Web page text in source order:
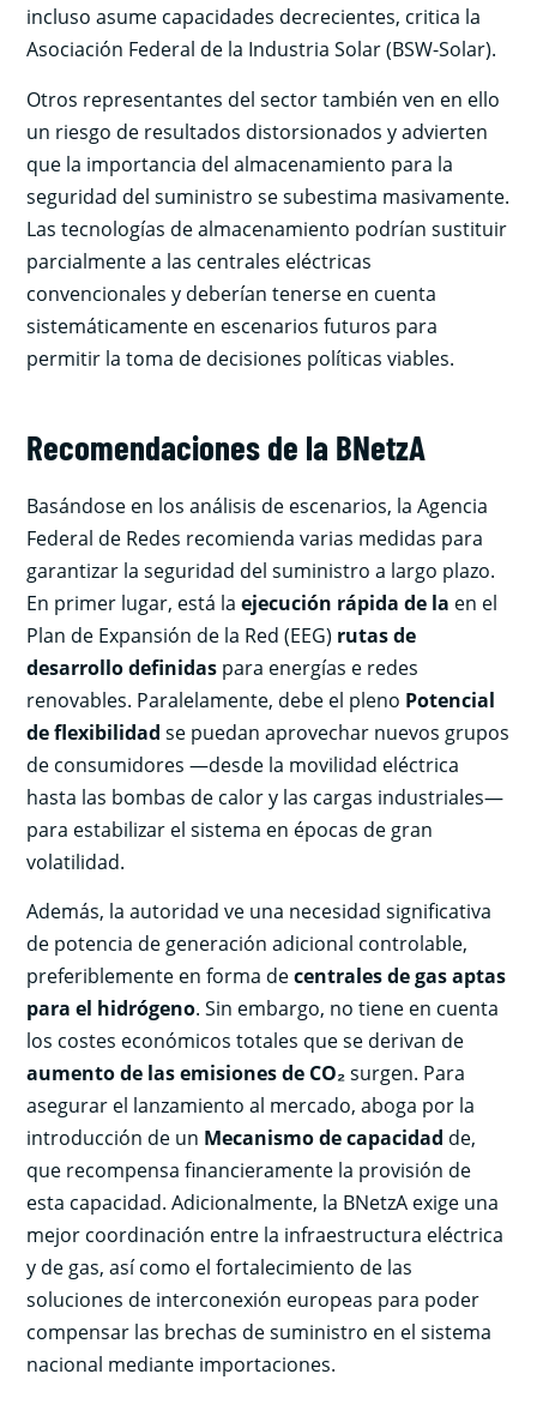
incluso asume capacidades decrecientes, critica la
Asociación Federal de la Industria Solar (BSW-Solar).
Otros representantes del sector también ven en ello
un riesgo de resultados distorsionados y advierten
que la importancia del almacenamiento para la
seguridad del suministro se subestima masivamente.
Las tecnologías de almacenamiento podrían sustituir
parcialmente a las centrales eléctricas
convencionales y deberían tenerse en cuenta
sistemáticamente en escenarios futuros para
permitir la toma de decisiones políticas viables.
Recomendaciones de la BNetzA
Basándose en los análisis de escenarios, la Agencia
Federal de Redes recomienda varias medidas para
garantizar la seguridad del suministro a largo plazo.
En primer lugar, está laejecución rápida de la en el
Plan de Expansión de la Red (EEG) rutas de
desarrollo definidas para energías e redes
renovables. Paralelamente, debe el pleno Potencial
de flexibilidad se puedan aprovechar nuevos grupos
de consumidores —desde la movilidad eléctrica
hasta las bombas de calor y las cargas industriales—
para estabilizar el sistema en épocas de gran
volatilidad.
Además, la autoridad ve una necesidad significativa
de potencia de generación adicional controlable,
preferiblemente en forma decentrales de gas aptas
para el hidrógeno. Sin embargo, no tiene en cuenta
los costes económicos totales que se derivan de
aumento de las emisiones de CO₂surgen. Para
asegurar el lanzamiento al mercado, aboga por la
introducción de un Mecanismo de capacidad de,
que recompensa financieramente la provisión de
esta capacidad. Adicionalmente, la BNetzA exige una
mejor coordinación entre la infraestructura eléctrica
y de gas, así como el fortalecimiento de las
soluciones de interconexión europeas para poder
compensar las brechas de suministro en el sistema
nacional mediante importaciones.